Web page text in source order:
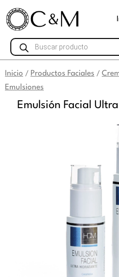
Búsqueda
de
productos
Inicio / Productos Faciales /
Emulsiones
Emulsión Facial